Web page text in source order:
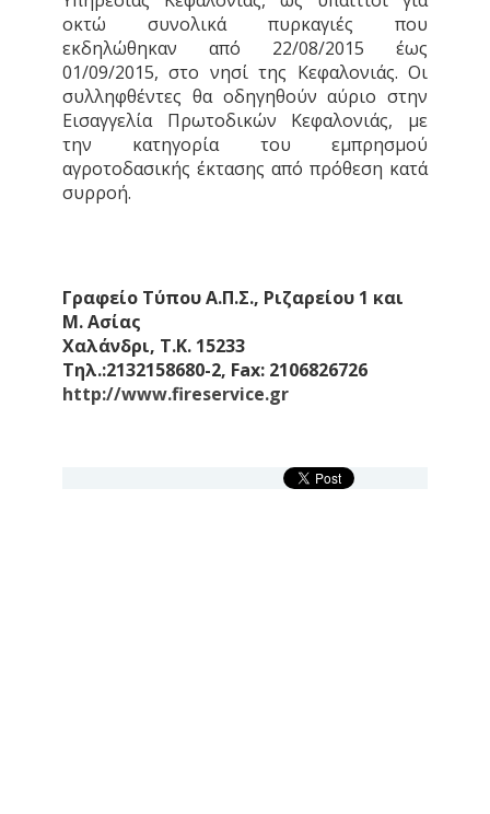
οκτώ συνολικά πυρκαγιές που
εκδηλώθηκαν από 22/08/2015 έως
01/09/2015, στο νησί της Κεφαλονιάς. Οι
συλληφθέντες θα οδηγηθούν αύριο στην
Εισαγγελία Πρωτοδικών Κεφαλονιάς, με
την κατηγορία του εμπρησμού
αγροτοδασικής έκτασης από πρόθεση κατά
συρροή.
Γραφείο Τύπου Α.Π.Σ., Ριζαρείου 1 και
Μ. Ασίας
Χαλάνδρι, Τ.Κ. 15233
Τηλ.:2132158680-2, Fax: 2106826726
http://www.fireservice.gr